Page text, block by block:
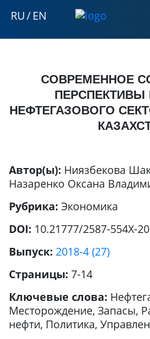
RU/EN
СОВРЕМЕННОЕ
ПЕРСПЕКТИВЫ
НЕФТЕГАЗОВОГО
Автор(ы): Ниязбекова
Назаренко Оксана
Рубрика: Экономика
DOI: 10.21777/2587-554X-
Выпуск: 2018-4 (27)
Страницы: 7-14
Ключевые слова:
Месторождение, Запасы,
нефти, Политика,